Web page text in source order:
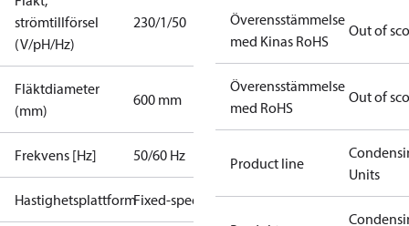
strömtillförsel
(V/pH/Hz)
230/1/50
Fläktdiameter
(mm)
600 mm
Frekvens [Hz] 50/60 Hz
HastighetsplattformFixed-speed
Överensstämmelse
med Kinas RoHS
Out of
Överensstämmelse
med RoHS
Out of
Product line
Units